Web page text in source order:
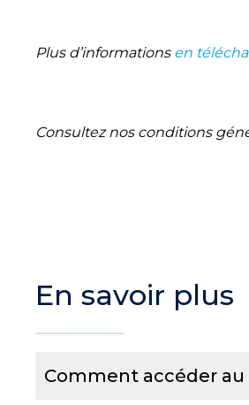
Plus d’informations en
Consultez nos conditions
En savoir plus
Comment accéder